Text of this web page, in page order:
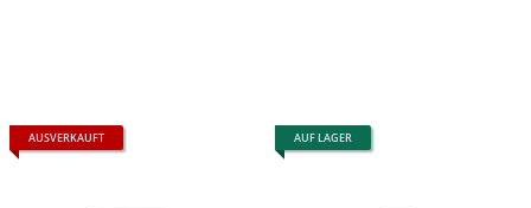
AUSVERKAUFT AUF LAGER